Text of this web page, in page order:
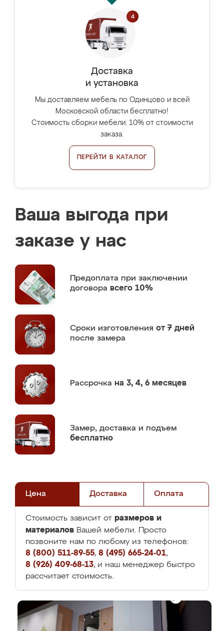
Доставка
и установка
Мы доставляем мебель по Одинцово и всей
Московской области бесплатно!
Стоимость сборки мебели: 10% от стоимости
заказа.
ПЕРЕЙТИ В КАТАЛОГ
Ваша выгода при
заказе у нас
Предоплата при заключении
договора всего 10%
Сроки изготовления от 7 дней
после замера
Рассрочка на 3, 4, 6 месяцев
Замер, доставка и подъем
бесплатно
Цена Доставка Оплата
Стоимость зависит от размеров и
материалов Вашей мебели. Просто
позвоните нам по любому из телефонов:
8 (800) 511-89-55, 8 (495) 665-24-01,
8 (926) 409-68-13, и наш менеджер быстро
рассчитает стоимость.